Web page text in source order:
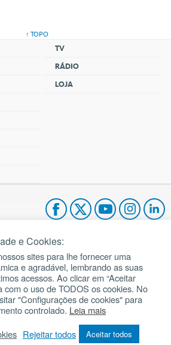
↑ TOPO
TV
RÁDIO
LOJA
João Paulo II
de Oração
do site
e Cookies:
sites para lhe fornecer uma
e agradável, lembrando as suas
acessos. Ao clicar em “Aceitar
com o uso de TODOS os cookies. No
"Configurações de cookies" para
controlado. Leia mais
Rejeitar todos Aceitar todos